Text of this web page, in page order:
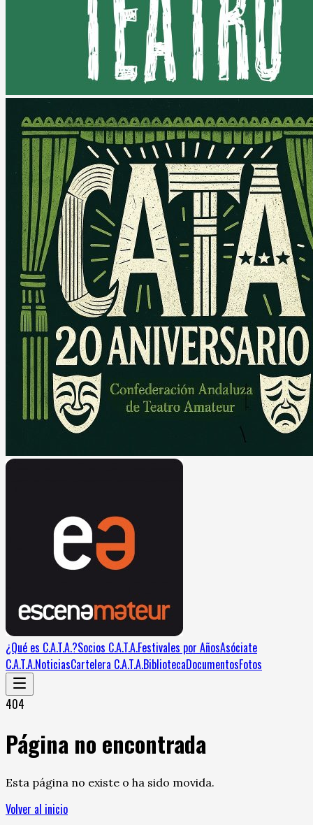
¿Qué es C.A.T.A.?Socios C.A.T.A.Festivales por AñosAsóciate
C.A.T.A.NoticiasCartelera C.A.T.A.BibliotecaDocumentosFotos
404
Página no encontrada
Esta página no existe o ha sido movida.
Volver al inicio